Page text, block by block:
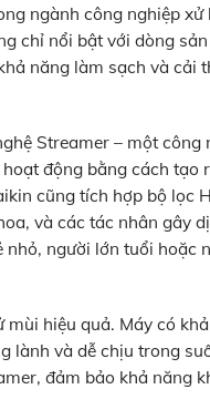
ngành công nghiệp xử
chỉ nổi bật với dòng
năng làm sạch và cải
Streamer – một công
động bằng cách tạo
cũng tích hợp bộ lọc
và các tác nhân gây
người lớn tuổi hoặc
hiệu quả. Máy có
lành và dễ chịu trong
đảm bảo khả năng